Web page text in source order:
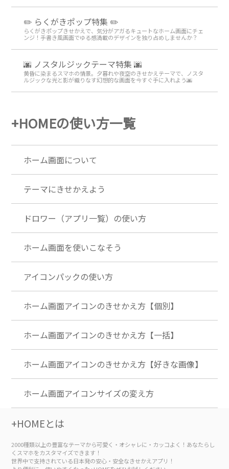
✏️ らくがきポップ特集 ✏️
らくがきポップきせかえで、気分がアガるキュートなホーム画面にチェ
ンジ！手書き風画面でゆる感満載のデザインを独り占めしませんか？
🌆 ノスタルジックテーマ特集 🌆
黄昏に染まるスマホの情景。夕暮れや夜空のきせかえテーマで、ノスタ
ルジックな光と影が織りなす幻想的な画面を今すぐ手に入れよう🌆
+HOMEの使い方一覧
ホーム画面について
テーマにきせかえよう
ドロワー（アプリ一覧）の使い方
ホーム画面を使いこなそう
アイコンパックの使い方
ホーム画面アイコンのきせかえ方【個別】
ホーム画面アイコンのきせかえ方【一括】
ホーム画面アイコンのきせかえ方【好きな画像】
ホーム画面アイコンサイズの変え方
+HOMEとは
2000種類以上の豊富なテーマから可愛く・オシャレに・カッコよく！あなたらし
くスマホをカスタマイズできます！
世界中で支持されている日本発の安心・安全なきせかえアプリ！